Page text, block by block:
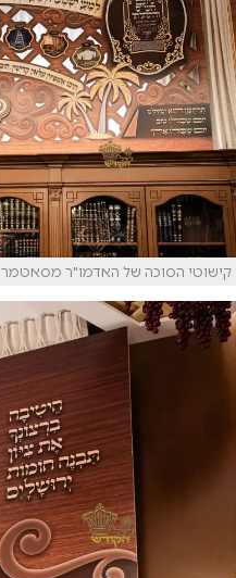
קישוטי הסוכה של האדמו"ר מסאטמר